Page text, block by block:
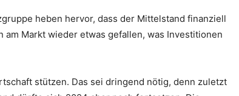
heben hervor, dass der Mittelstand finanziell
Markt wieder etwas gefallen, was Investitionen
stützen. Das sei dringend nötig, denn zuletzt